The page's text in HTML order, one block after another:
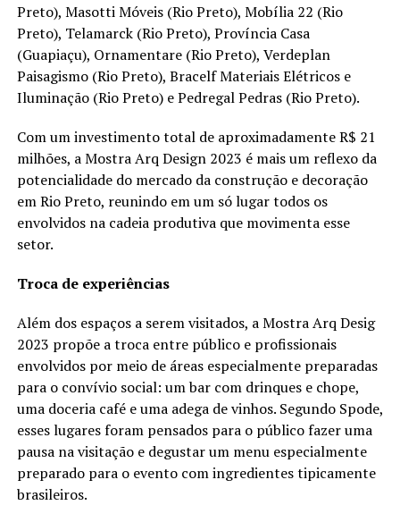
Preto), Masotti Móveis (Rio Preto), Mobília 22 (Rio
Preto), Telamarck (Rio Preto), Província Casa
(Guapiaçu), Ornamentare (Rio Preto), Verdeplan
Paisagismo (Rio Preto), Bracelf Materiais Elétricos e
Iluminação (Rio Preto) e Pedregal Pedras (Rio Preto).
Com um investimento total de aproximadamente R$ 21
milhões, a Mostra Arq Design 2023 é mais um reflexo da
potencialidade do mercado da construção e decoração
em Rio Preto, reunindo em um só lugar todos os
envolvidos na cadeia produtiva que movimenta esse
setor.
Troca de experiências
Além dos espaços a serem visitados, a Mostra Arq Desig
2023 propõe a troca entre público e profissionais
envolvidos por meio de áreas especialmente preparadas
para o convívio social: um bar com drinques e chope,
uma doceria café e uma adega de vinhos. Segundo Spode,
esses lugares foram pensados para o público fazer uma
pausa na visitação e degustar um menu especialmente
preparado para o evento com ingredientes tipicamente
brasileiros.